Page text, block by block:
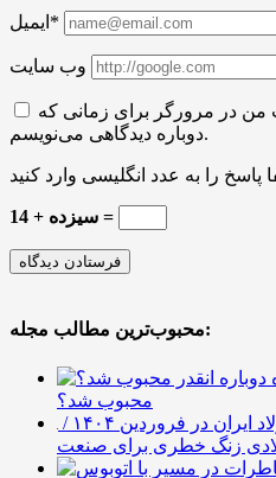
ایمیل*
وب سایت
من در مرورگر برای زمانی که
دوباره دیدگاهی می‌نویسم.
سیزده + 14 =
محبوب‌ترین مطالب مجله:
محبوب شد؟
افزایش ۴.۶ درصدی تولید فولاد ایران در فروردین ۱۴۰۴ /
زنگ خطری برای صنعت